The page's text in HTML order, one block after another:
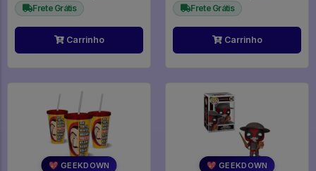
Frete Grátis
Carrinho
Frete Grátis
Carrinho
💖 GEEKDOWN 💖 GEEKDOWN